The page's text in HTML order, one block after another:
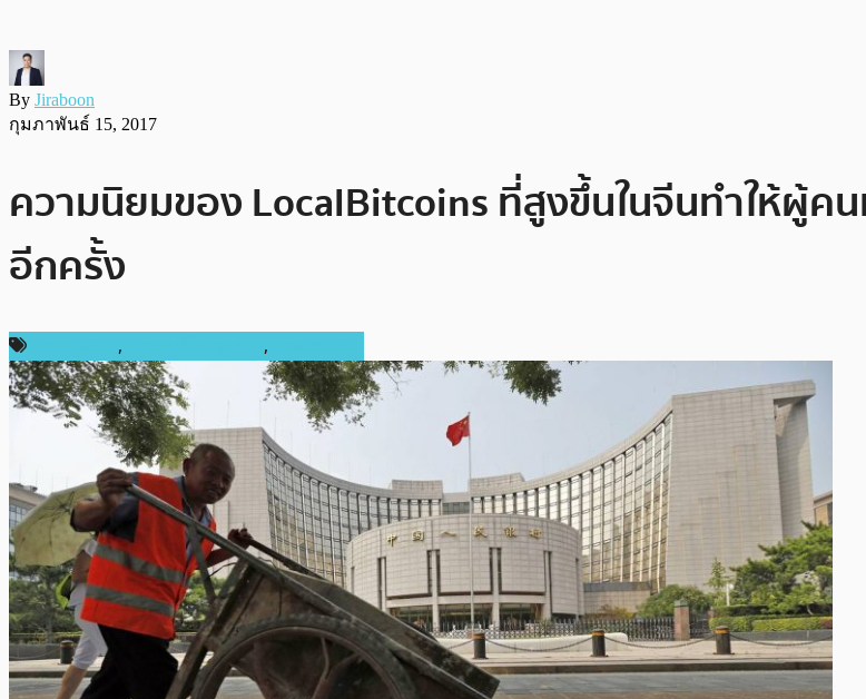
By Jiraboon
กุมภาพันธ์ 15, 2017
ความนิยมของ LocalBitcoins ที่สูงขึ้นในจีนทำให้ผู้ค
อีกครั้ง
, ,